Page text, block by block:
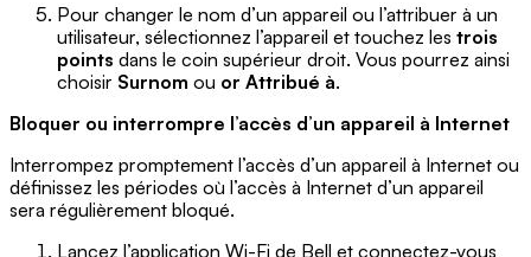
Pour changer le nom d’un appareil ou l’attribuer à un
utilisateur, sélectionnez l’appareil et touchez les trois
points dans le coin supérieur droit. Vous pourrez ainsi
choisir Surnom ou or Attribué à.
Bloquer ou interrompre l’accès d’un appareil à Internet
Interrompez promptement l’accès d’un appareil à Internet ou
définissez les périodes où l’accès à Internet d’un appareil
sera régulièrement bloqué.
Lancez l’application Wi-Fi de Bell et connectez-vous